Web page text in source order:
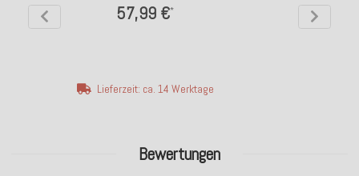
Bewertungen
57,99 €*
Lieferzeit: ca. 14 Werktage